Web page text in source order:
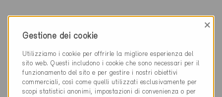
Contatti
Service de l'énergie et des forces hydrauliques
Avenue de la Gare 20
1951 Sion
Gestione dei cookie
×
Utilizziamo i cookie per offrirle la migliore esperienza del
sito web. Questi includono i cookie che sono necessari per il
funzionamento del sito e per gestire i nostri obiettivi
commerciali, così come quelli utilizzati esclusivamente per
scopi statistici anonimi, impostazioni di convenienza o per